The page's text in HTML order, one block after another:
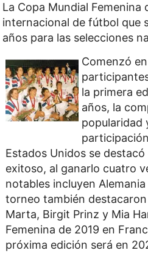
La Copa Mundial Femenina
internacional de fútbol que
años para las selecciones
Comenzó
la primera
años, la
popularidad
Estados Unidos se
exitoso, al ganarlo cuatro
notables incluyen
torneo también
Marta, Birgit Prinz y Mia
Femenina de 2019 en
próxima edición será en